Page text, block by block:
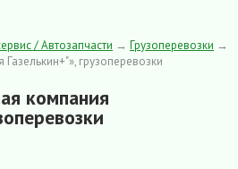
/ Автозапчасти → Грузоперевозки →
грузоперевозки
компания